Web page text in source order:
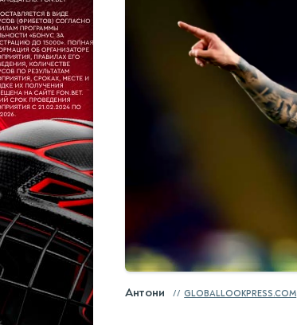
Антони GLOBALLOOKPRESS.COM